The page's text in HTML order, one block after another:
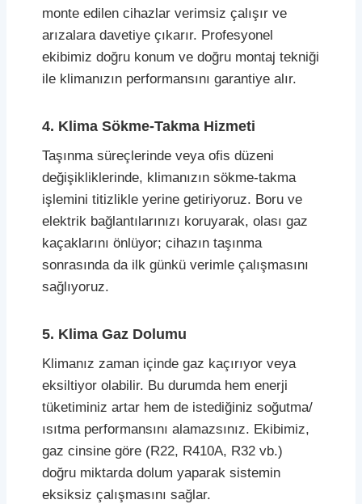
monte edilen cihazlar verimsiz çalışır ve
arızalara davetiye çıkarır. Profesyonel
ekibimiz doğru konum ve doğru montaj tekniği
ile klimanızın performansını garantiye alır.
4. Klima Sökme-Takma Hizmeti
Taşınma süreçlerinde veya ofis düzeni
değişikliklerinde, klimanızın sökme-takma
işlemini titizlikle yerine getiriyoruz. Boru ve
elektrik bağlantılarınızı koruyarak, olası gaz
kaçaklarını önlüyor; cihazın taşınma
sonrasında da ilk günkü verimle çalışmasını
sağlıyoruz.
5. Klima Gaz Dolumu
Klimanız zaman içinde gaz kaçırıyor veya
eksiltiyor olabilir. Bu durumda hem enerji
tüketiminiz artar hem de istediğiniz soğutma/
ısıtma performansını alamazsınız. Ekibimiz,
gaz cinsine göre (R22, R410A, R32 vb.)
doğru miktarda dolum yaparak sistemin
eksiksiz çalışmasını sağlar.